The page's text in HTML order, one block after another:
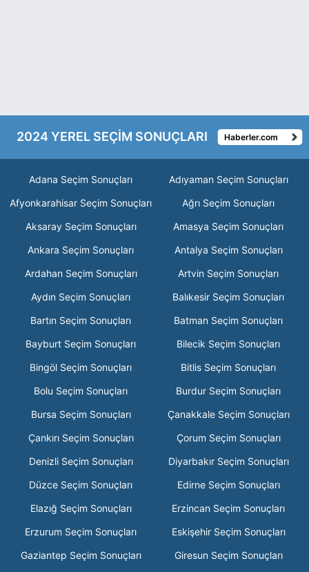
2024 YEREL SEÇİM SONUÇLARI Haberler.com
Adana Seçim Sonuçları
Adıyaman Seçim Sonuçları
Afyonkarahisar Seçim Sonuçları
Ağrı Seçim Sonuçları
Aksaray Seçim Sonuçları
Amasya Seçim Sonuçları
Ankara Seçim Sonuçları
Antalya Seçim Sonuçları
Ardahan Seçim Sonuçları
Artvin Seçim Sonuçları
Aydın Seçim Sonuçları
Balıkesir Seçim Sonuçları
Bartın Seçim Sonuçları
Batman Seçim Sonuçları
Bayburt Seçim Sonuçları
Bilecik Seçim Sonuçları
Bingöl Seçim Sonuçları
Bitlis Seçim Sonuçları
Bolu Seçim Sonuçları
Burdur Seçim Sonuçları
Bursa Seçim Sonuçları
Çanakkale Seçim Sonuçları
Çankırı Seçim Sonuçları
Çorum Seçim Sonuçları
Denizli Seçim Sonuçları
Diyarbakır Seçim Sonuçları
Düzce Seçim Sonuçları
Edirne Seçim Sonuçları
Elazığ Seçim Sonuçları
Erzincan Seçim Sonuçları
Erzurum Seçim Sonuçları
Eskişehir Seçim Sonuçları
Gaziantep Seçim Sonuçları
Giresun Seçim Sonuçları